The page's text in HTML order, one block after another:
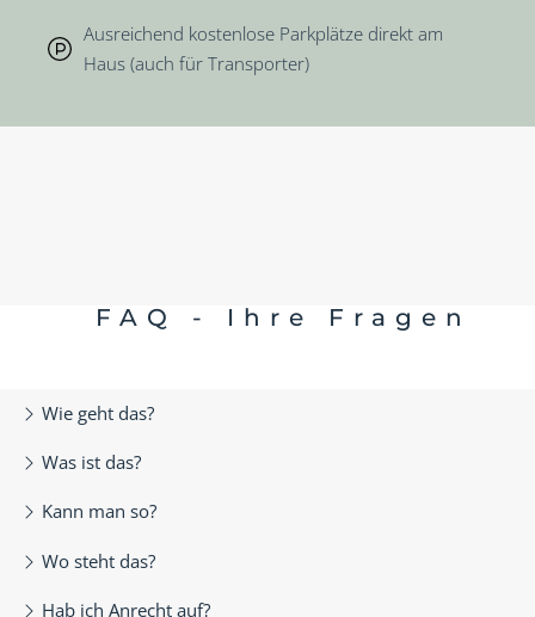
Ausreichend kostenlose Parkplätze direkt am
Haus (auch für Transporter)
FAQ - Ihre Fragen
Wie geht das?
Was ist das?
Kann man so?
Wo steht das?
Hab ich Anrecht auf?